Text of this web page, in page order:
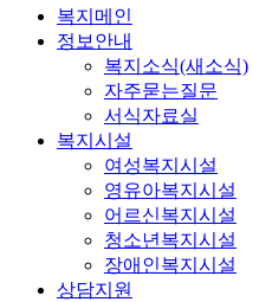
복지메인
정보안내
복지소식(새소식)
자주묻는질문
서식자료실
복지시설
여성복지시설
영유아복지시설
어르신복지시설
청소년복지시설
장애인복지시설
상담지원